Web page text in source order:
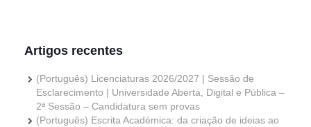
Artigos recentes
(Português) Licenciaturas 2026/2027 | Sessão de
Esclarecimento | Universidade Aberta, Digital e Pública –
2ª Sessão – Candidatura sem provas
(Português) Escrita Académica: da criação de ideias ao